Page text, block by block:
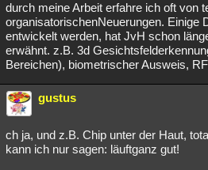
durch meine Arbeit erfahre ich oft von
organisatorischenNeuerungen. Einige
entwickelt werden, hat JvH schon
erwähnt. z.B. 3d
Bereichen), biometrischer Ausweis,
gustus
ch ja, und z.B. Chip unter der Haut,
kann ich nur sagen: läuftganz gut!